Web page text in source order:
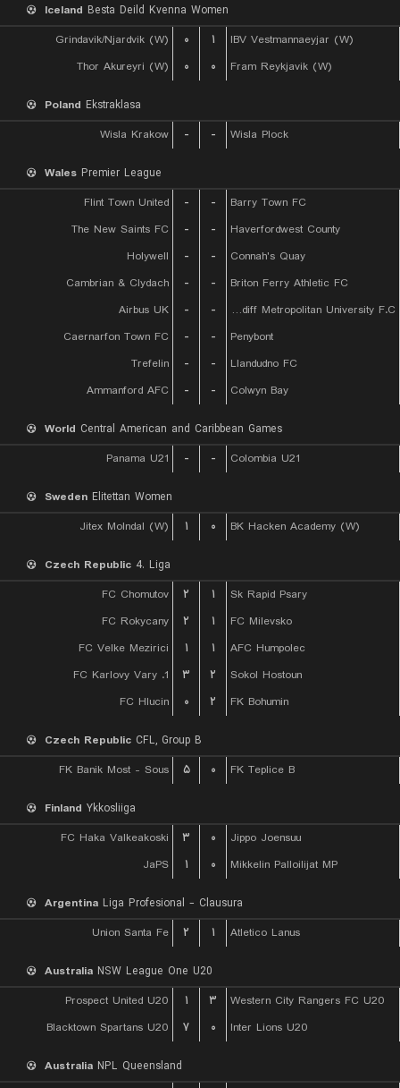
Iceland Besta Deild Kvenna Women
Grindavik/Njardvik (W)
۰ ۱
IBV Vestmannaeyjar (W)
Thor Akureyri (W)
۰ ۰ Fram Reykjavik (W)
Poland Ekstraklasa
Wisla Krakow
- - Wisla Plock
Wales Premier League
Flint Town United
- -
Barry Town FC
The New Saints FC
- -
Haverfordwest County
Holywell
- -
Connah's Quay
Cambrian & Clydach
- -
Briton Ferry Athletic FC
Airbus UK
- -
Cardiff Metropolitan University F.C.
Caernarfon Town FC
- -
Penybont
Trefelin
- -
Llandudno FC
Ammanford AFC
- - Colwyn Bay
World Central American and Caribbean Games
Panama U21
- - Colombia U21
Sweden Elitettan Women
Jitex Molndal (W)
۱ ۰ BK Hacken Academy (W)
Czech Republic 4. Liga
FC Chomutov
۲ ۱
Sk Rapid Psary
FC Rokycany
۲ ۱
FC Milevsko
FC Velke Mezirici
۱ ۱
AFC Humpolec
1. FC Karlovy Vary
۳ ۲
Sokol Hostoun
FC Hlucin
۰ ۲ FK Bohumin
Czech Republic CFL, Group B
FK Banik Most - Sous
۵ ۰ FK Teplice B
Finland Ykkosliiga
FC Haka Valkeakoski
۳ ۰
Jippo Joensuu
JaPS
۱ ۰ Mikkelin Palloilijat MP
Argentina Liga Profesional - Clausura
Union Santa Fe
۲ ۱ Atletico Lanus
Australia NSW League One U20
Prospect United U20
۱ ۳
Western City Rangers FC U20
Blacktown Spartans U20
۷ ۰ Inter Lions U20
Australia NPL Queensland